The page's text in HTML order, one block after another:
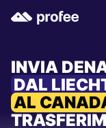
INVIA
DAL
AL